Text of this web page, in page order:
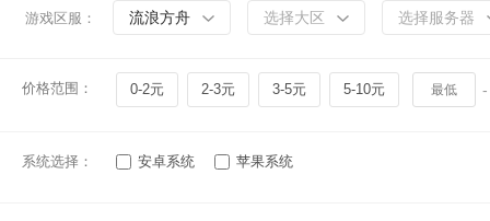
游戏区服： 流浪方舟 选择大区 选择服务器
价格范围： 0-2元 2-3元 3-5元 5-10元 -
系统选择： 安卓系统 苹果系统